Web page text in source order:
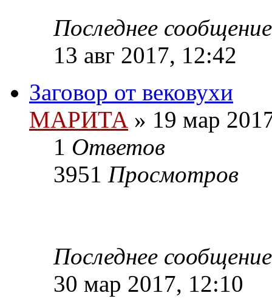
Последнее сообщение
13 авг 2017, 12:42
Заговор от вековухи
МАРИТА » 19 мар
1 Ответов
3951 Просмотров
Последнее сообщение
30 мар 2017, 12:10